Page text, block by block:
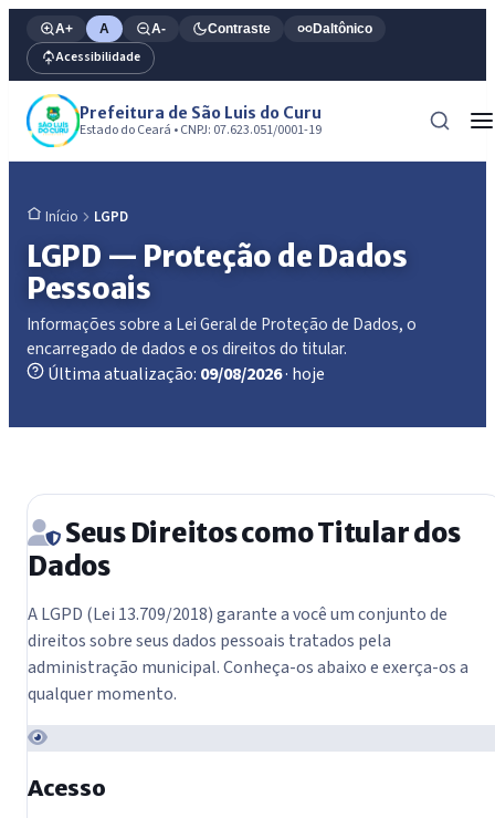
A+ A A- Contraste Daltônico
Acessibilidade
Prefeitura de São Luis do Curu
Estado do Ceará • CNPJ: 07.623.051/0001-19
Início LGPD
LGPD — Proteção de Dados
Pessoais
Informações sobre a Lei Geral de Proteção de Dados, o
encarregado de dados e os direitos do titular.
Última atualização: 09/08/2026· hoje
Seus Direitos como Titular dos
Dados
A LGPD (Lei 13.709/2018) garante a você um conjunto de
direitos sobre seus dados pessoais tratados pela
administração municipal. Conheça-os abaixo e exerça-os a
qualquer momento.
Acesso